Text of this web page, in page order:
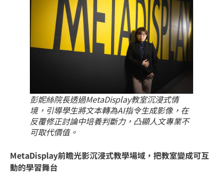
彭妮絲院長透過MetaDisplay教室沉浸式情
境，引導學生將文本轉為AI指令生成影像，在
反覆修正討論中培養判斷力，凸顯人文專業不
可取代價值。
MetaDisplay前瞻光影沉浸式教學場域，把教室變成可互
動的學習舞台